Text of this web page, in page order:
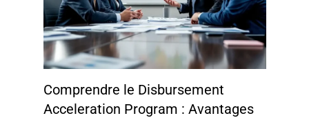
Comprendre le Disbursement
Acceleration Program : Avantages